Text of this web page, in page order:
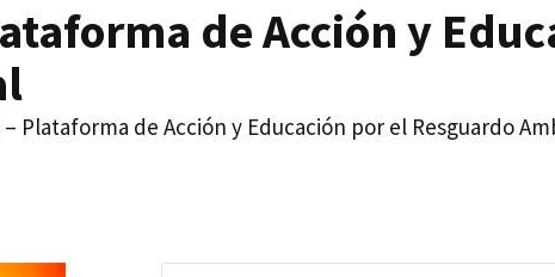
de Acción y
– Plataforma de Acción y Educación por el Resguardo